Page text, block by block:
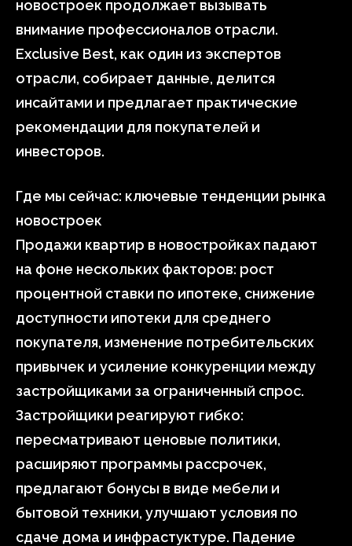
новостроек продолжает вызывать
внимание профессионалов отрасли.
Exclusive Best, как один из экспертов
отрасли, собирает данные, делится
инсайтами и предлагает практические
рекомендации для покупателей и
инвесторов.
Где мы сейчас: ключевые тенденции рынка
новостроек
Продажи квартир в новостройках падают
на фоне нескольких факторов: рост
процентной ставки по ипотеке, снижение
доступности ипотеки для среднего
покупателя, изменение потребительских
привычек и усиление конкуренции между
застройщиками за ограниченный спрос.
Застройщики реагируют гибко:
пересматривают ценовые политики,
расширяют программы рассрочек,
предлагают бонусы в виде мебели и
бытовой техники, улучшают условия по
сдаче дома и инфрастуктуре. Падение